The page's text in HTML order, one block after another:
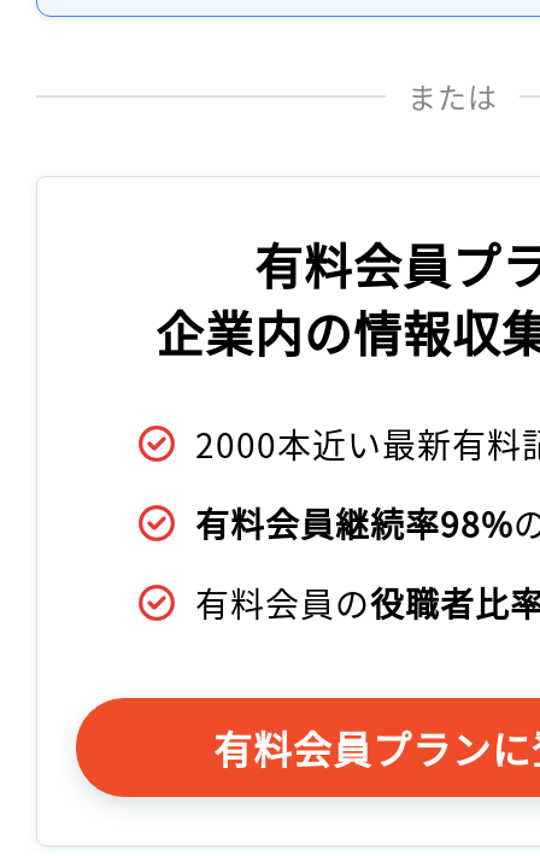
または
有料会員プ
企業内の情報収
2000本近い最新有料
有料会員継続率98%
有料会員の役職者比
有料会員プラン